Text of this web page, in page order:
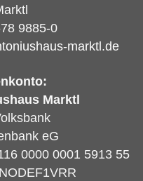
9885-0
marktl.de
Marktl
eG
0000 0001 5913 55